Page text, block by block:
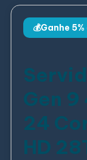
💰Ganhe
Gen 9
24
HD